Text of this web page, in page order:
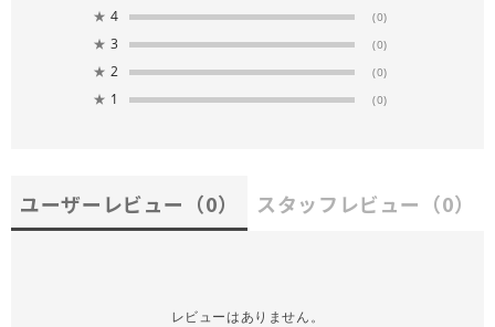
★ 4 (0)
★ 3 (0)
★ 2 (0)
★ 1 (0)
ユーザーレビュー （0） スタッフレビュー （0）
レビューはありません。